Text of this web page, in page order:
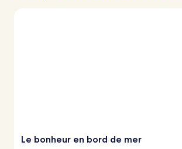
Le bonheur en bord de mer